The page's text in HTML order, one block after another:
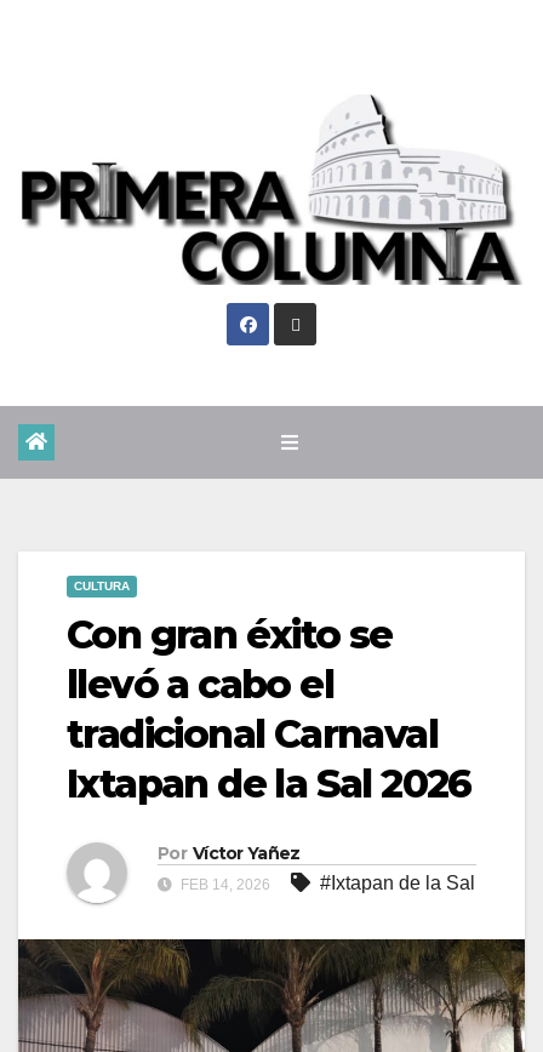
CULTURA
Con gran éxito se
llevó a cabo el
tradicional Carnaval
Ixtapan de la Sal 2026
Por Víctor Yañez
FEB 14, 2026 #Ixtapan de la Sal